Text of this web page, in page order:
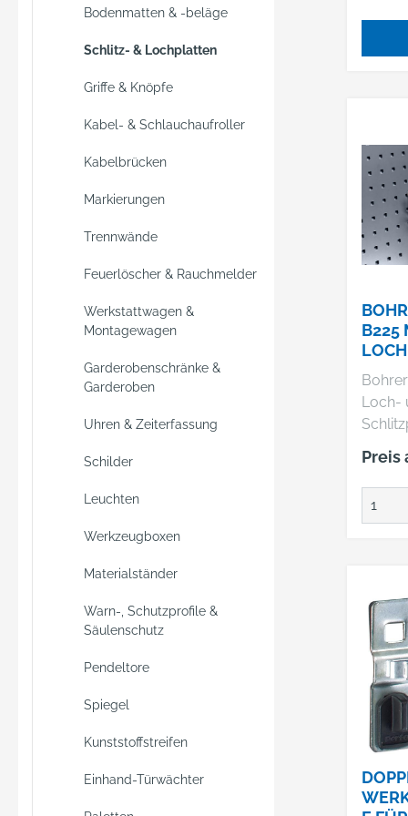
Bodenmatten & -beläge
Schlitz- & Lochplatten
Griffe & Knöpfe
Kabel- & Schlauchaufroller
Kabelbrücken
Markierungen
Trennwände
Feuerlöscher & Rauchmelder
Werkstattwagen &
Montagewagen
Garderobenschränke &
Garderoben
Uhren & Zeiterfassung
Schilder
Leuchten
Werkzeugboxen
Materialständer
Warn-, Schutzprofile &
Säulenschutz
Pendeltore
Spiegel
Kunststoffstreifen
Einhand-Türwächter
B225
BOTT
Loch-
& Co.
74405
Preis